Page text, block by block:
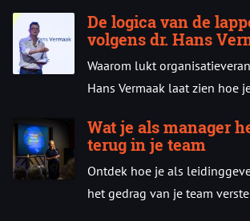
De logica van de
volgens dr. Hans
Waarom lukt
Hans Vermaak laat zien hoe
Wat je als manager
terug in je team
Ontdek hoe je als
het gedrag van je team